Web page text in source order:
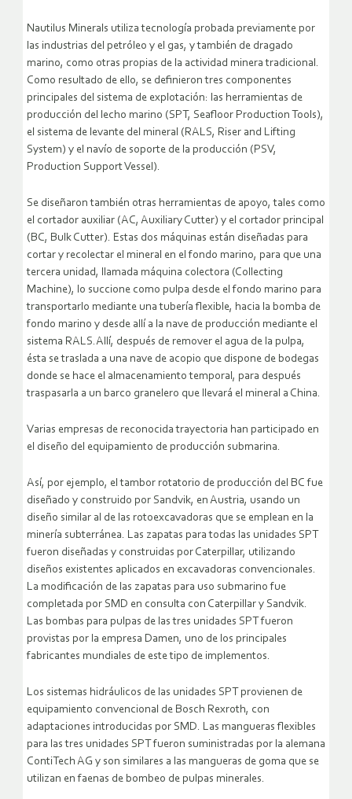
Nautilus Minerals utiliza tecnología probada previamente por
las industrias del petróleo y el gas, y también de dragado
marino, como otras propias de la actividad minera tradicional.
Como resultado de ello, se definieron tres componentes
principales del sistema de explotación: las herramientas de
producción del lecho marino (SPT, Seafloor Production Tools),
el sistema de levante del mineral (RALS, Riser and Lifting
System) y el navío de soporte de la producción (PSV,
Production Support Vessel).
Se diseñaron también otras herramientas de apoyo, tales como
el cortador auxiliar (AC, Auxiliary Cutter) y el cortador principal
(BC, Bulk Cutter). Estas dos máquinas están diseñadas para
cortar y recolectar el mineral en el fondo marino, para que una
tercera unidad, llamada máquina colectora (Collecting
Machine), lo succione como pulpa desde el fondo marino para
transportarlo mediante una tubería flexible, hacia la bomba de
fondo marino y desde allí a la nave de producción mediante el
sistema RALS.Allí, después de remover el agua de la pulpa,
ésta se traslada a una nave de acopio que dispone de bodegas
donde se hace el almacenamiento temporal, para después
traspasarla a un barco granelero que llevará el mineral a China.
Varias empresas de reconocida trayectoria han participado en
el diseño del equipamiento de producción submarina.
Así, por ejemplo, el tambor rotatorio de producción del BC fue
diseñado y construido por Sandvik, en Austria, usando un
diseño similar al de las rotoexcavadoras que se emplean en la
minería subterránea. Las zapatas para todas las unidades SPT
fueron diseñadas y construidas por Caterpillar, utilizando
diseños existentes aplicados en excavadoras convencionales.
La modificación de las zapatas para uso submarino fue
completada por SMD en consulta con Caterpillar y Sandvik.
Las bombas para pulpas de las tres unidades SPT fueron
provistas por la empresa Damen, uno de los principales
fabricantes mundiales de este tipo de implementos.
Los sistemas hidráulicos de las unidades SPT provienen de
equipamiento convencional de Bosch Rexroth, con
adaptaciones introducidas por SMD. Las mangueras flexibles
para las tres unidades SPT fueron suministradas por la alemana
ContiTech AG y son similares a las mangueras de goma que se
utilizan en faenas de bombeo de pulpas minerales.